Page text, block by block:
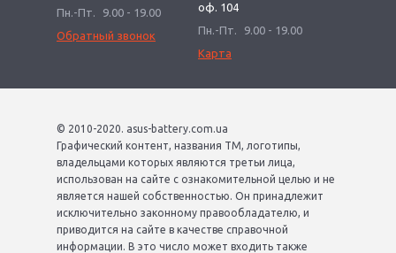
Пн.-Пт.
9.00 - 19.00
Обратный звонок
оф. 104
Пн.-Пт.
9.00 - 19.00
Карта
© 2010-2020. asus-battery.com.ua
Графический контент, названия ТМ, логотипы,
владельцами которых являются третьи лица,
использован на сайте с ознакомительной целью и не
является нашей собственностью. Он принадлежит
исключительно законному правообладателю, и
приводится на сайте в качестве справочной
информации. В это число может входить также